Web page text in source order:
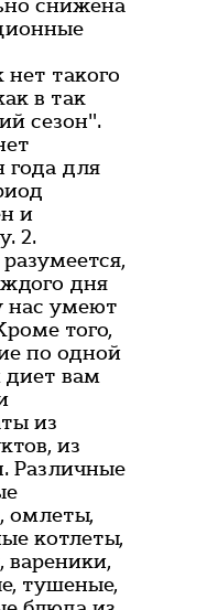
снижена
нет такого
в так
сезон".
года для
и
2.
дня
нас умеют
того,
по одной
диет вам
из
из
Различные
омлеты,
котлеты,
вареники,
тушеные,